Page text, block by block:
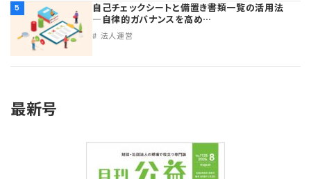
5
自己チェックシートと備置き書類一覧の活用法
―自律的ガバナンスを高め…
法人運営
最新号